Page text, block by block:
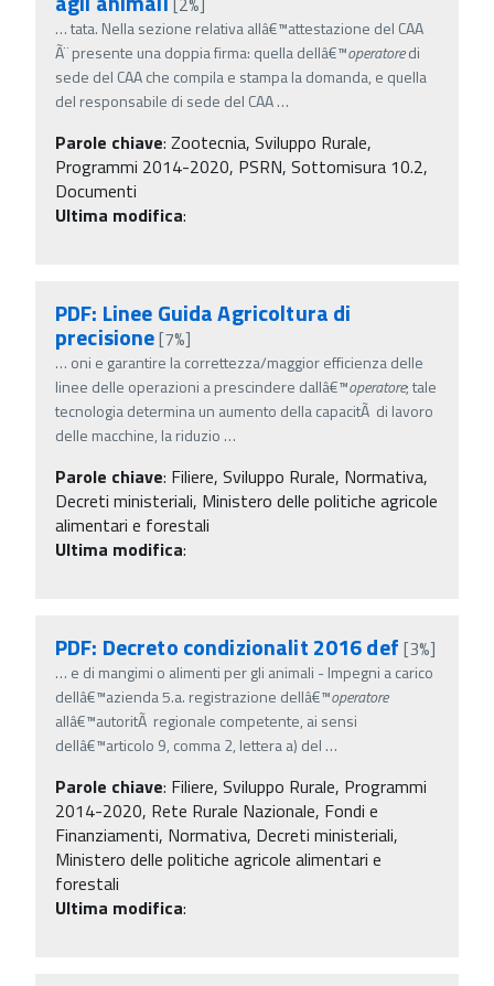
…tata. Nella sezione relativa allâ€™attestazione del CAA
Ã¨ presente una doppia firma: quella dellâ€™operatoredi
sede del CAA che compila e stampa la domanda, e quella
del responsabile di sede del CAA…
Parole chiave: Zootecnia, Sviluppo Rurale,
Programmi 2014-2020, PSRN, Sottomisura 10.2,
Documenti
Ultima modifica:
PDF: Linee Guida Agricoltura di
precisione[7%]
… oni e garantire la correttezza/maggior efficienza delle
linee delle operazioni a prescindere dallâ€™operatore; tale
tecnologia determina un aumento della capacitÃ di lavoro
delle macchine, la riduzio …
Parole chiave: Filiere, Sviluppo Rurale, Normativa,
Decreti ministeriali, Ministero delle politiche agricole
alimentari e forestali
Ultima modifica:
PDF: Decreto condizionalit 2016 def [3%]
… e di mangimi o alimenti per gli animali - Impegni a carico
dellâ€™azienda 5.a. registrazione dellâ€™operatore
allâ€™autoritÃ regionale competente, ai sensi
dellâ€™articolo 9, comma 2, lettera a) del …
Parole chiave: Filiere, Sviluppo Rurale, Programmi
2014-2020, Rete Rurale Nazionale, Fondi e
Finanziamenti, Normativa, Decreti ministeriali,
Ministero delle politiche agricole alimentari e
forestali
Ultima modifica: